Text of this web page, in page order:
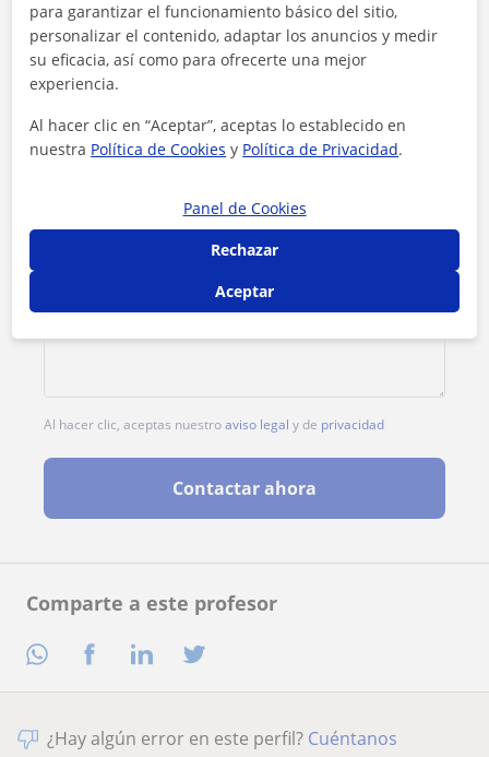
Comparte a este profesor
1ª clase gratis
Al hacer clic, aceptas nuestroaviso legal y de privacidad
Contactar ahora
¿Hay algún error en este perfil? Cuéntanos
para garantizar el funcionamiento básico del sitio,
personalizar el contenido, adaptar los anuncios y medir
su eficacia, así como para ofrecerte una mejor
experiencia.
Al hacer clic en “Aceptar”, aceptas lo establecido en
nuestra Política de Cookies y Política de Privacidad.
Panel de Cookies
Rechazar
Aceptar